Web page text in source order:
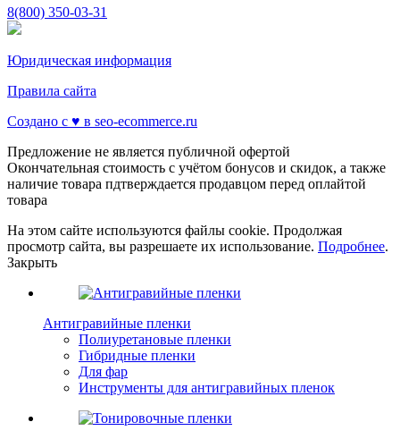
8(800) 350-03-31
Юридическая информация
Правила сайта
Создано с ♥️ в seo-ecommerce.ru
Предложение не является публичной офертой
Окончательная стоимость с учётом бонусов и скидок, а также
наличие товара пдтверждается продавцом перед оплайтой
товара
На этом сайте используются файлы cookie. Продолжая
просмотр сайта, вы разрешаете их использование. Подробнее.
Закрыть
Антигравийные пленки
Полиуретановые пленки
Гибридные пленки
Для фар
Инструменты для антигравийных пленок